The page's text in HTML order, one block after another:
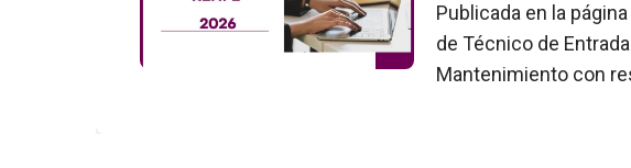
Publicada en la
de Técnico de
Mantenimiento con